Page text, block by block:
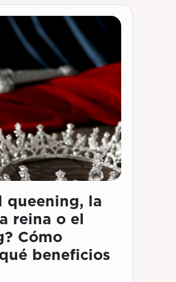
queening, la
reina o el
Cómo
beneficios